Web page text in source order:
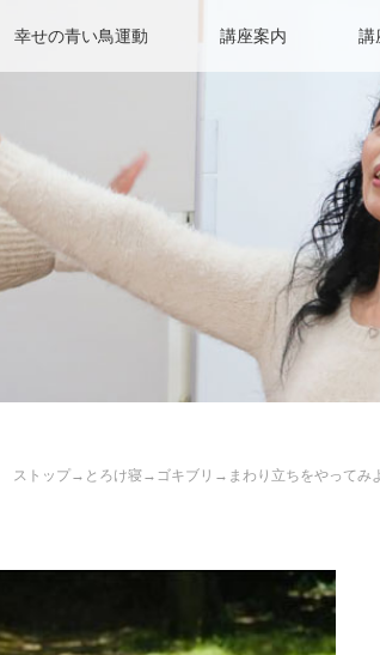
幸せの青い鳥運動 講座案内 講
ップ→とろけ寝→ゴキブリ→まわり立ちをやってみ